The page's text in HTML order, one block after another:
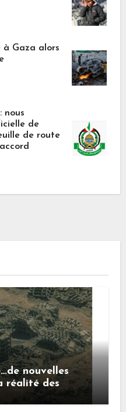
à Gaza alors
nous
de
de route
nouvelles
réalité des